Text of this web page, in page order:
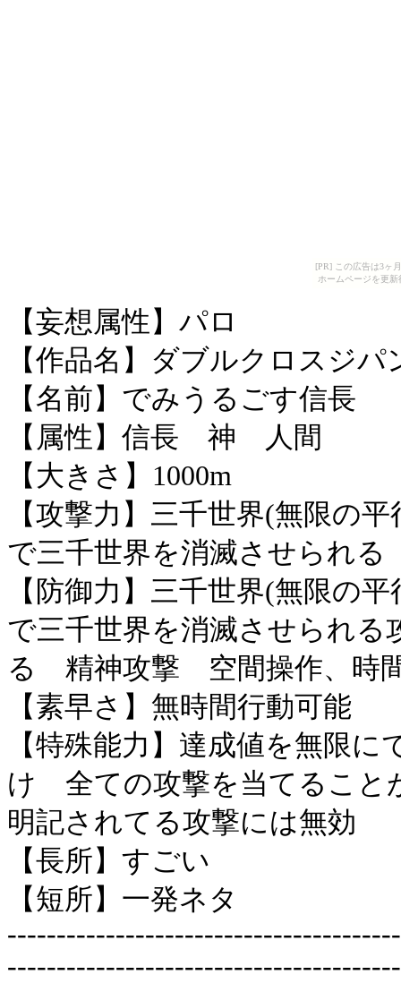
[PR] この広告は3ヶ
ホームページを更
【妄想属性】パロ
【作品名】ダブルクロスジパ
【名前】でみうるごす信長
【属性】信長 神 人間
【大きさ】1000m
【攻撃力】三千世界(無限の
で三千世界を消滅させられ
【防御力】三千世界(無限の
で三千世界を消滅させられる
る 精神攻撃 空間操作、時
【素早さ】無時間行動可能
【特殊能力】達成値を無限
け 全ての攻撃を当てるこ
明記されてる攻撃には無効
【長所】すごい
【短所】一発ネタ
----------------------------------------